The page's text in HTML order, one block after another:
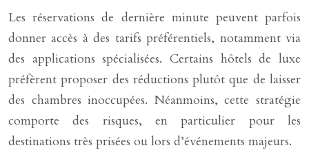
Les réservations de dernière minute peuvent parfois
donner accès à des tarifs préférentiels, notamment via
des applications spécialisées. Certains hôtels de luxe
préfèrent proposer des réductions plutôt que de laisser
des chambres inoccupées. Néanmoins, cette stratégie
comporte des risques, en particulier pour les
destinations très prisées ou lors d’événements majeurs.